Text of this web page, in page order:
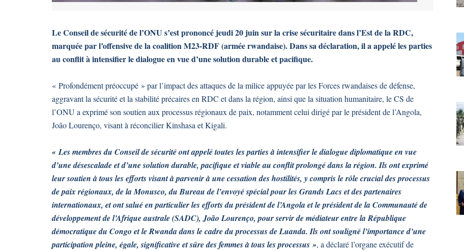
Le Conseil de sécurité de l’ONU s’est prononcé jeudi 20 juin sur la crise sécuritaire dans l’Est de la RDC,
marquée par l’offensive de la coalition M23-RDF (armée rwandaise). Dans sa déclaration, il a appelé les parties
au conflit à intensifier le dialogue en vue d’une solution durable et pacifique.
« Profondément préoccupé » par l’impact des attaques de la milice appuyée par les Forces rwandaises de défense,
aggravant la sécurité et la stabilité précaires en RDC et dans la région, ainsi que la situation humanitaire, le CS de
l’ONU a exprimé son soutien aux processus régionaux de paix, notamment celui dirigé par le président de l’Angola,
João Lourenço, visant à réconcilier Kinshasa et Kigali.
« Les membres du Conseil de sécurité ont appelé toutes les parties à intensifier le dialogue diplomatique en vue
d’une désescalade et d’une solution durable, pacifique et viable au conflit prolongé dans la région. Ils ont exprimé
leur soutien à tous les efforts visant à parvenir à une cessation des hostilités, y compris le rôle crucial des processus
de paix régionaux, de la Monusco, du Bureau de l’envoyé spécial pour les Grands Lacs et des partenaires
internationaux, et ont salué en particulier les efforts du président de l’Angola et le président de la Communauté de
développement de l’Afrique australe (SADC), João Lourenço, pour servir de médiateur entre la République
démocratique du Congo et le Rwanda dans le cadre du processus de Luanda. Ils ont souligné l’importance d’une
participation pleine, égale, significative et sûre des femmes à tous les processus », a déclaré l’organe exécutif de